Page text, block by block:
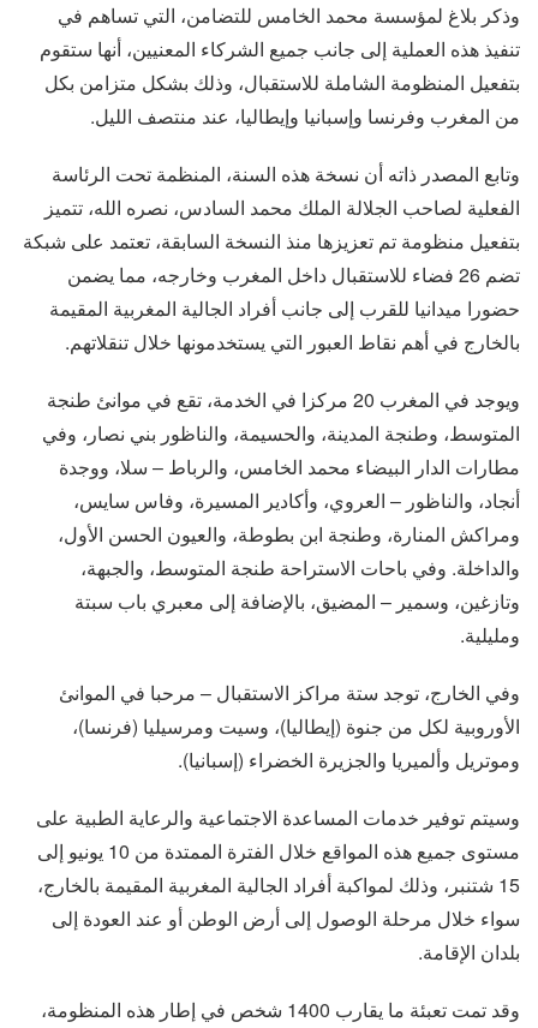
وذكر بلاغ لمؤسسة محمد الخامس للتضامن، التي تساهم في
تنفيذ هذه العملية إلى جانب جميع الشركاء المعنيين، أنها ستقوم
بتفعيل المنظومة الشاملة للاستقبال، وذلك بشكل متزامن بكل
من المغرب وفرنسا وإسبانيا وإيطاليا، عند منتصف الليل.
وتابع المصدر ذاته أن نسخة هذه السنة، المنظمة تحت الرئاسة
الفعلية لصاحب الجلالة الملك محمد السادس، نصره الله، تتميز
بتفعيل منظومة تم تعزيزها منذ النسخة السابقة، تعتمد على شبكة
تضم 26 فضاء للاستقبال داخل المغرب وخارجه، مما يضمن
حضورا ميدانيا للقرب إلى جانب أفراد الجالية المغربية المقيمة
بالخارج في أهم نقاط العبور التي يستخدمونها خلال تنقلاتهم.
ويوجد في المغرب 20 مركزا في الخدمة، تقع في موانئ طنجة
المتوسط، وطنجة المدينة، والحسيمة، والناظور بني نصار، وفي
مطارات الدار البيضاء محمد الخامس، والرباط – سلا، ووجدة
أنجاد، والناظور – العروي، وأكادير المسيرة، وفاس سايس،
ومراكش المنارة، وطنجة ابن بطوطة، والعيون الحسن الأول،
والداخلة. وفي باحات الاستراحة طنجة المتوسط، والجبهة،
وتازغين، وسمير – المضيق، بالإضافة إلى معبري باب سبتة
ومليلية.
وفي الخارج، توجد ستة مراكز الاستقبال – مرحبا في الموانئ
الأوروبية لكل من جنوة (إيطاليا)، وسيت ومرسيليا (فرنسا)،
وموتريل وألميريا والجزيرة الخضراء (إسبانيا).
وسيتم توفير خدمات المساعدة الاجتماعية والرعاية الطبية على
مستوى جميع هذه المواقع خلال الفترة الممتدة من 10 يونيو إلى
15 شتنبر، وذلك لمواكبة أفراد الجالية المغربية المقيمة بالخارج،
سواء خلال مرحلة الوصول إلى أرض الوطن أو عند العودة إلى
بلدان الإقامة.
وقد تمت تعبئة ما يقارب 1400 شخص في إطار هذه المنظومة،